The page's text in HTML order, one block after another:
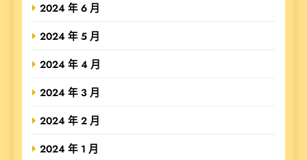
2024 年 6 月
2024 年 5 月
2024 年 4 月
2024 年 3 月
2024 年 2 月
2024 年 1 月